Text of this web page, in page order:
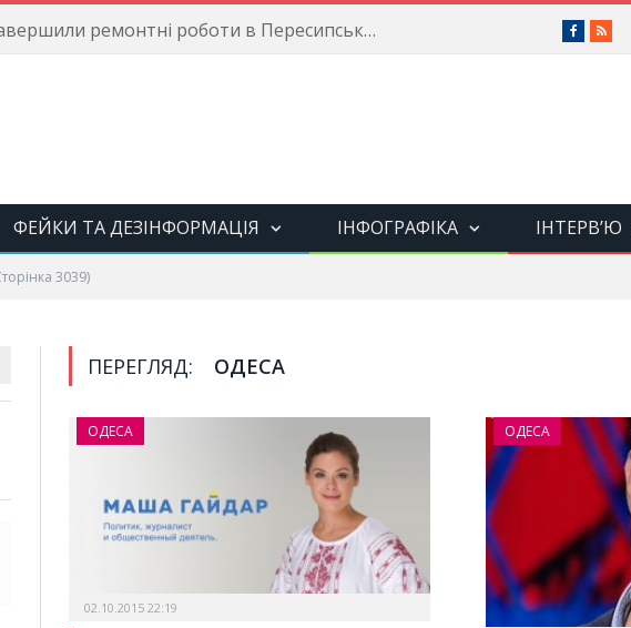
Енергетики завершили ремонтні роботи в Пересипському районі Facebook
RSS
ФЕЙКИ ТА ДЕЗІНФОРМАЦІЯ ІНФОГРАФІКА ІНТЕРВ’Ю
3039)
ПЕРЕГЛЯД: ОДЕСА
ОДЕСА
02.10.2015 22:19
ОДЕСА